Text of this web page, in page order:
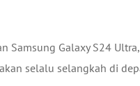
Samsung Galaxy S24
selalu selangkah di